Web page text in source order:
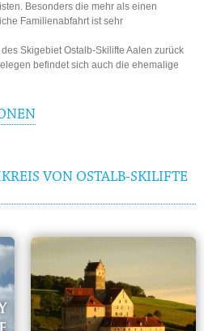
Besonders die mehr als einen
Familienabfahrt ist sehr
Skigebiet Ostalb-Skilifte Aalen zurück
befindet sich auch die ehemalige
VON OSTALB-SKILIFTE